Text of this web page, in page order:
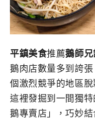
平鎮美食推薦鵝師
鵝肉店數量多到誇
個激烈競爭的地區
這裡發掘到一間獨
鵝專賣店」，巧妙